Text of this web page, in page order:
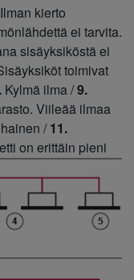
Ilman kierto
ei tarvita.
sisäyksiköstä ei
toimivat
Kylmä ilma /9.
Viileää ilmaa
/11.
on erittäin pieni